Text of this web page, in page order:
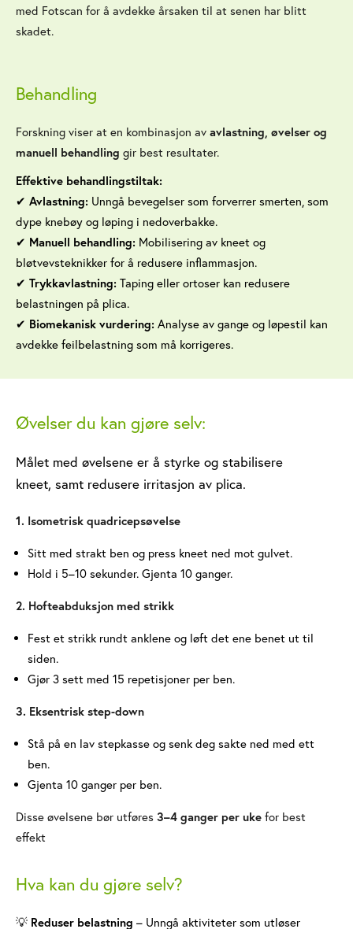
med Fotscan for å avdekke årsaken til at senen har blitt
skadet.
Behandling
Forskning viser at en kombinasjon av avlastning, øvelser og
manuell behandling gir best resultater.
Effektive behandlingstiltak:
✔ Avlastning: Unngå bevegelser som forverrer smerten, som
dype knebøy og løping i nedoverbakke.
✔ Manuell behandling: Mobilisering av kneet og
bløtvevsteknikker for å redusere inflammasjon.
✔ Trykkavlastning: Taping eller ortoser kan redusere
belastningen på plica.
✔ Biomekanisk vurdering: Analyse av gange og løpestil kan
avdekke feilbelastning som må korrigeres.
Øvelser du kan gjøre selv:
Målet med øvelsene er å styrke og stabilisere
kneet, samt redusere irritasjon av plica.
1. Isometrisk quadricepsøvelse
Sitt med strakt ben og press kneet ned mot gulvet.
Hold i 5–10 sekunder. Gjenta 10 ganger.
2. Hofteabduksjon med strikk
Fest et strikk rundt anklene og løft det ene benet ut til
siden.
Gjør 3 sett med 15 repetisjoner per ben.
3. Eksentrisk step-down
Stå på en lav stepkasse og senk deg sakte ned med ett
ben.
Gjenta 10 ganger per ben.
Disse øvelsene bør utføres 3–4 ganger per uke for best
effekt
Hva kan du gjøre selv?
💡 Reduser belastning – Unngå aktiviteter som utløser